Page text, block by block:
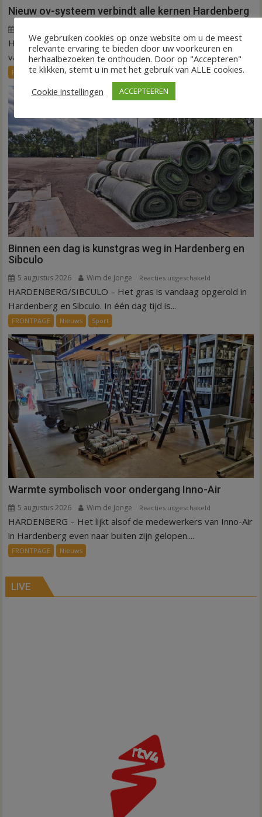
Nieuw ov-systeem verbindt alle kernen Hardenberg
Nieuw
ov-
systeem
Hardenberg
HARDENBERG – Eind volgend jaar moet een extra systeem
van buurtbussen het openbaar vervoer tot in...
FRONTPAGE Nieuws
Binnen een dag is kunstgras weg in Hardenberg en
Sibculo
5 augustus 2026 Wim de Jonge Reacties uitgeschakeld
Binnen
kunstgras
weg
in
Hardenberg
en
Sibculo
HARDENBERG/SIBCULO – Het gras is vandaag opgerold in
Hardenberg en Sibculo. In één dag tijd is...
FRONTPAGE Nieuws Sport
Warmte symbolisch voor ondergang Inno-Air
5 augustus 2026 Wim de Jonge Reacties uitgeschakeld
Warmte
HARDENBERG – Het lijkt alsof de medewerkers van Inno-Air
in Hardenberg even naar buiten zijn gelopen....
FRONTPAGE Nieuws
LIVE
We gebruiken cookies op onze website om u de meest
relevante ervaring te bieden door uw voorkeuren en
herhaalbezoeken te onthouden. Door op "Accepteren"
te klikken, stemt u in met het gebruik van ALLE cookies.
Cookie instellingen
ACCEPTEEREN